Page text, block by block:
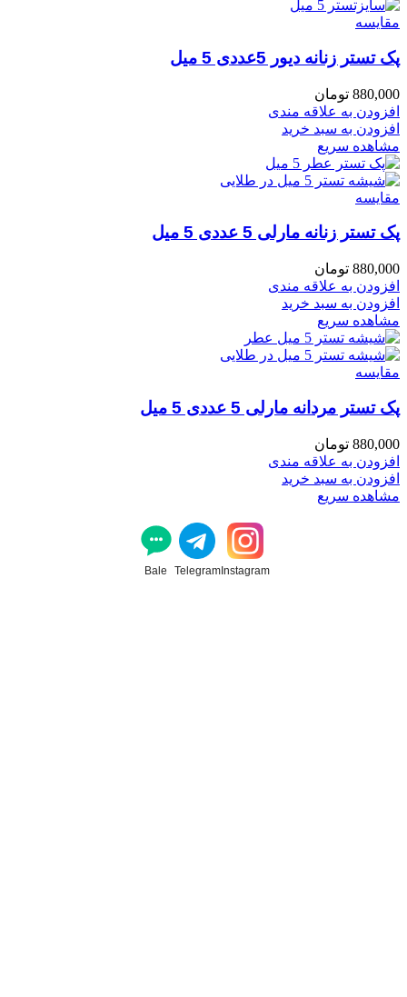
مقایسه
پک تستر زنانه دیور 5عددی 5 میل
880,000 تومان
افزودن به علاقه مندی
افزودن به سبد خرید
مشاهده سریع
مقایسه
پک تستر زنانه مارلی 5 عددی 5 میل
880,000 تومان
افزودن به علاقه مندی
افزودن به سبد خرید
مشاهده سریع
مقایسه
پک تستر مردانه مارلی 5 عددی 5 میل
880,000 تومان
افزودن به علاقه مندی
افزودن به سبد خرید
مشاهده سریع
Instagram
Telegram
Bale